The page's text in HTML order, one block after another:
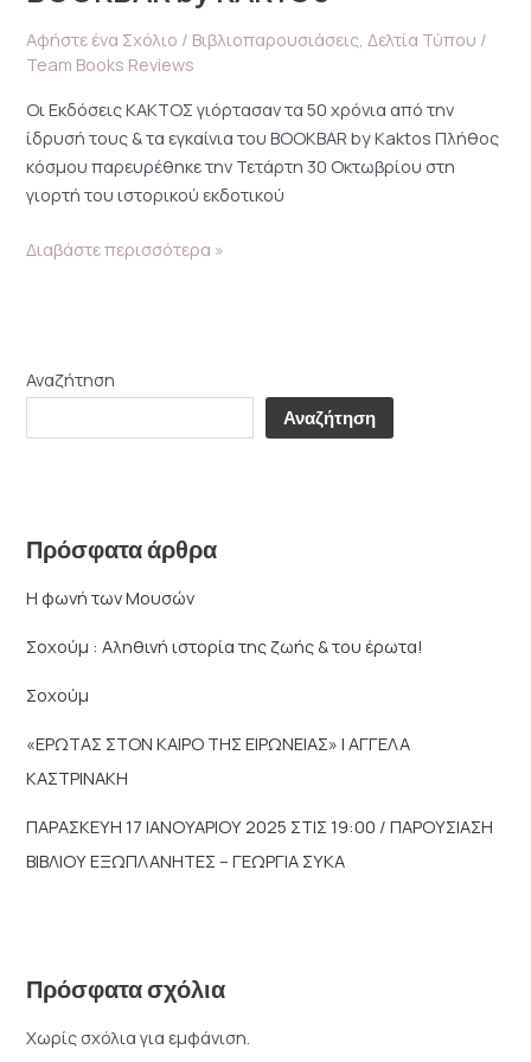
Αφήστε ένα Σχόλιο / Βιβλιοπαρουσιάσεις,Δελτία Τύπου /
Team Books Reviews
Οι Eκδόσεις ΚΑΚΤΟΣ γιόρτασαν τα 50 χρόνια από την
ίδρυσή τους & τα εγκαίνια του BOOKBAR by Kaktos Πλήθος
κόσμου παρευρέθηκε την Τετάρτη 30 Οκτωβρίου στη
γιορτή του ιστορικού εκδοτικού
Διαβάστε περισσότερα »
Αναζήτηση
Αναζήτηση
Πρόσφατα άρθρα
Η φωνή των Μουσών
Σοχούμ : Αληθινή ιστορία της ζωής & του έρωτα!
Σοχούμ
«ΕΡΩΤΑΣ ΣΤΟΝ ΚΑΙΡΟ ΤΗΣ ΕΙΡΩΝΕΙΑΣ» | ΑΓΓΕΛΑ
ΚΑΣΤΡΙΝΑΚΗ
ΠΑΡΑΣΚΕΥΗ 17 ΙΑΝΟΥΑΡΙΟΥ 2025 ΣΤΙΣ 19:00 / ΠΑΡΟΥΣΙΑΣΗ
ΒΙΒΛΙΟΥ ΕΞΩΠΛΑΝΗΤΕΣ – ΓΕΩΡΓΙΑ ΣΥΚΑ
Πρόσφατα σχόλια
Χωρίς σχόλια για εμφάνιση.